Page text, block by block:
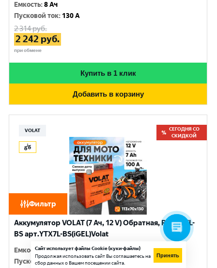
Фильтр
Емкость:8 Ач
Пусковой ток: 130 A
2 314руб.
2 242 руб.
при обмене
Купить в 1 клик
Добавить в корзину
VOLAT
СЕГОДНЯ СО
СКИДКОЙ
Аккумулятор VOLAT (7 Ач, 12 V) Обратная, R+ YTX7L-
BS арт.YTX7L-BS(iGEL)Volat
Емкость:7 Ач
Пусковой ток:100 A
Сайт использует файлы Cookie (куки-файлы)
Продолжая использовать сайт Вы соглашаетесь на
сбор данных о Вашем посещении сайта.
Принять